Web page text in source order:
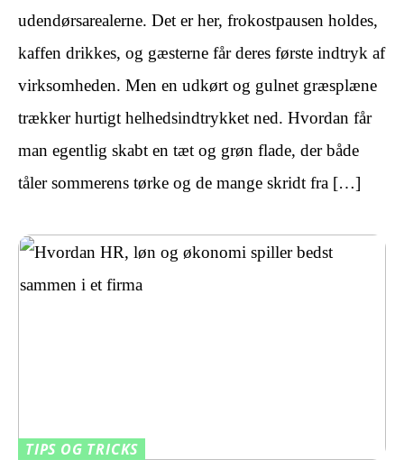
udendørsarealerne. Det er her, frokostpausen holdes,
kaffen drikkes, og gæsterne får deres første indtryk af
virksomheden. Men en udkørt og gulnet græsplæne
trækker hurtigt helhedsindtrykket ned. Hvordan får
man egentlig skabt en tæt og grøn flade, der både
tåler sommerens tørke og de mange skridt fra […]
TIPS OG TRICKS